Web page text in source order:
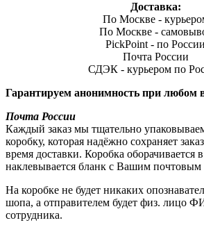
Доставка:
По Москве -
По Москве -
PickPoint - по России
Почта России
СДЭК - курьером по
Гарантируем анонимность при любом
Почта России
Каждый заказ мы тщательно
коробку, которая надёжно сохраняет
время доставки. Коробка оборачивается
наклевывается бланк с Вашим почтовым
На коробке не будет никаких
шопа, а отправителем будет физ. лицо
сотрудника.